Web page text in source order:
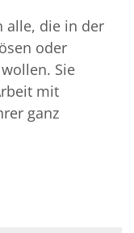
alle, die in der
oder
Sie
mit
ganz